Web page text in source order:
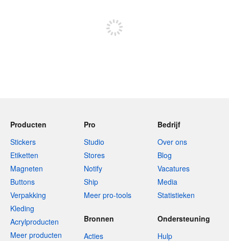
Producten
Stickers
Etiketten
Magneten
Buttons
Verpakking
Kleding
Acrylproducten
Meer producten
Pro
Studio
Stores
Notify
Ship
Meer pro-tools
Bedrijf
Over ons
Blog
Vacatures
Media
Statistieken
Bronnen
Acties
Ondersteuning
Hulp